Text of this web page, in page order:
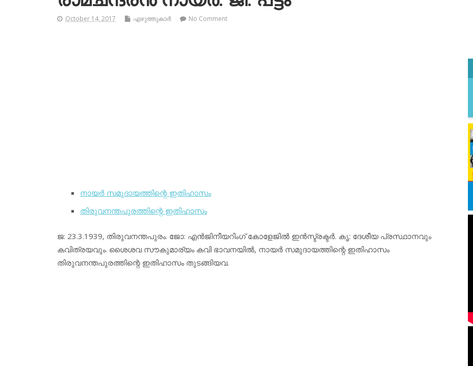
October 14, 2017 എഴുത്തുകാര്‍ No Comment
നായര്‍ സമുദായത്തിന്റെ ഇതിഹാസം
തിരുവനന്തപുരത്തിന്റെ ഇതിഹാസം
ജ: 23.3.1939, തിരുവനന്തപുരം. ജോ: എന്‍ജിനീയറിംഗ് കോളേജില്‍ ഇന്‍സ്ട്രക്ടര്‍. കൃ: ദേശീയ പ്രസ്ഥാനവും
കവിത്രയവും. ശൈശവ സൗകുമാര്യം കവി ഭാവനയില്‍, നായര്‍ സമുദായത്തിന്റെ ഇതിഹാസം
തിരുവനന്തപുരത്തിന്റെ ഇതിഹാസം തുടങ്ങിയവ.